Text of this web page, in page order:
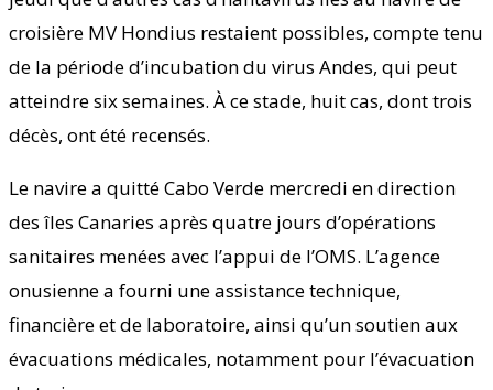
croisière MV Hondius restaient possibles, compte tenu
de la période d’incubation du virus Andes, qui peut
atteindre six semaines. À ce stade, huit cas, dont trois
décès, ont été recensés.
Le navire a quitté Cabo Verde mercredi en direction
des îles Canaries après quatre jours d’opérations
sanitaires menées avec l’appui de l’OMS. L’agence
onusienne a fourni une assistance technique,
financière et de laboratoire, ainsi qu’un soutien aux
évacuations médicales, notamment pour l’évacuation